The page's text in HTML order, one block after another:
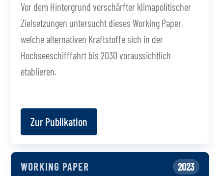
Vor dem Hintergrund verschärfter klimapolitischer
Zielsetzungen untersucht dieses Working Paper,
welche alternativen Kraftstoffe sich in der
Hochseeschifffahrt bis 2030 voraussichtlich
etablieren.
Zur Publikation
WORKING PAPER 2023